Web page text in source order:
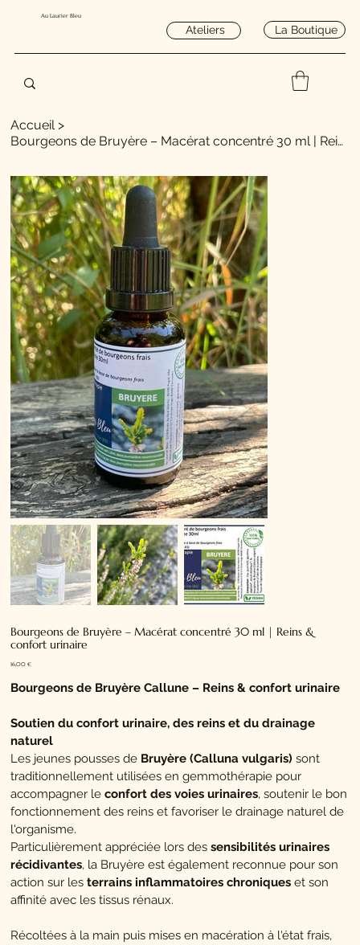
Au Laurier Bleu
Ateliers La Boutique
Accueil >
Bourgeons de Bruyère – Macérat concentré 30 ml | Reins & confort urinaire
Bourgeons de Bruyère – Macérat concentré 30 ml | Reins &
confort urinaire
Prix
16,00 €
Bourgeons de Bruyère Callune – Reins & confort urinaire
Soutien du confort urinaire, des reins et du drainage
naturel
Les jeunes pousses de Bruyère (Calluna vulgaris) sont
traditionnellement utilisées en gemmothérapie pour
accompagner leconfort des voies urinaires, soutenir le bon
fonctionnement des reins et favoriser le drainage naturel de
l'organisme.
Particulièrement appréciée lors dessensibilités urinaires
récidivantes, la Bruyère est également reconnue pour son
action sur lesterrains inflammatoires chroniques et son
affinité avec les tissus rénaux.
Récoltées à la main puis mises en macération à l'état frais,